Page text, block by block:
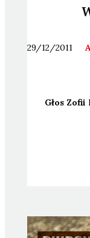
29/12/2011
Głos